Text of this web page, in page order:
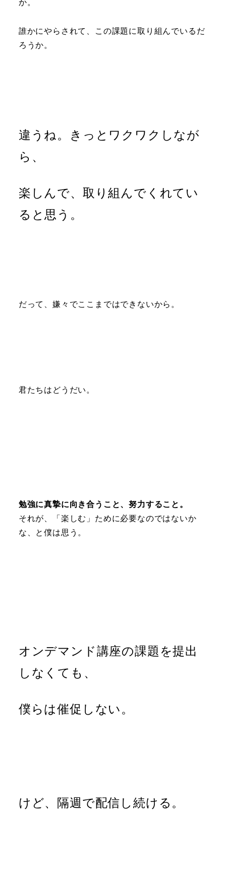
誰かにやらされて、この課題に取り組んでいるだ
ろうか。
違うね。きっとワクワクしなが
ら、
楽しんで、取り組んでくれてい
ると思う。
だって、嫌々でここまではできないから。
君たちはどうだい。
勉強に真摯に向き合うこと、努力すること。
それが、「楽しむ」ために必要なのではないか
な、と僕は思う。
オンデマンド講座の課題を提出
しなくても、
僕らは催促しない。
けど、隔週で配信し続ける。